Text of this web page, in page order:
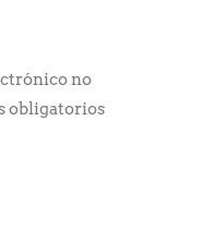
no
obligatorios